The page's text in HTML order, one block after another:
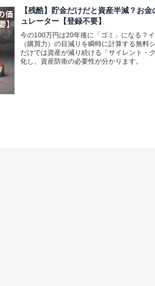
【残酷】貯金だけだと資産半減？お
ュレーター【登録不要】
今の100万円は20年後に「ゴミ」になる？
（購買力）の目減りを瞬時に計算する無料
だけでは資産が減り続ける「サイレント・
化し、資産防衛の必要性が分かります。